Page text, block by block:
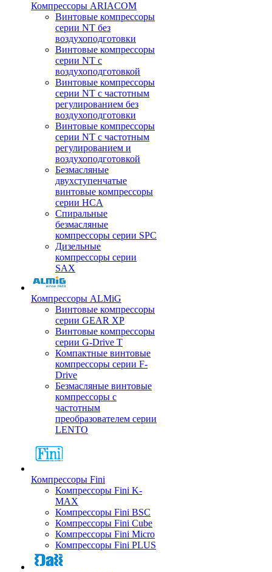
Компрессоры ARIACOM
Винтовые компрессоры
серии NT без
воздухоподготовки
Винтовые компрессоры
серии NT c
воздухоподготовкой
Винтовые компрессоры
серии NT с частотным
регулированием без
воздухоподготовки
Винтовые компрессоры
серии NT с частотным
регулированием и
воздухоподготовкой
Безмасляные
двухступенчатые
винтовые компрессоры
серии HCA
Спиральные
безмасляные
компрессоры серии SPC
Дизельные
компрессоры серии
SAX
Компрессоры ALMiG
Винтовые компрессоры
серии GEAR XP
Винтовые компрессоры
серии G-Drive T
Компактные винтовые
компрессоры серии F-
Drive
Безмасляные винтовые
компрессоры с
частотным
преобразователем серии
LENTO
Компрессоры Fini
Компрессоры Fini K-
MAX
Компрессоры Fini BSC
Компрессоры Fini Cube
Компрессоры Fini Micro
Компрессоры Fini PLUS